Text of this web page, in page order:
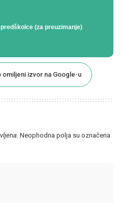
(za preuzimanje)
izvor na Google-u
Neophodna polja su označena